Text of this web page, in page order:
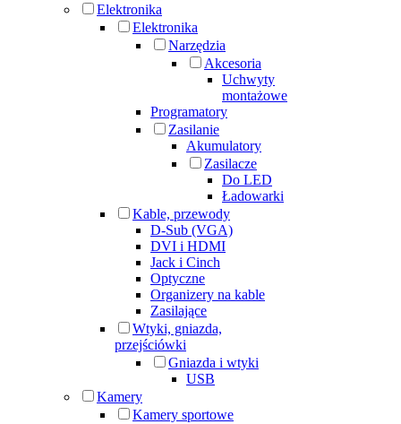
Elektronika
Elektronika
Narzędzia
Akcesoria
Uchwyty
montażowe
Programatory
Zasilanie
Akumulatory
Zasilacze
Do LED
Ładowarki
Kable, przewody
D-Sub (VGA)
DVI i HDMI
Jack i Cinch
Optyczne
Organizery na kable
Zasilające
Wtyki, gniazda,
przejściówki
Gniazda i wtyki
USB
Kamery
Kamery sportowe